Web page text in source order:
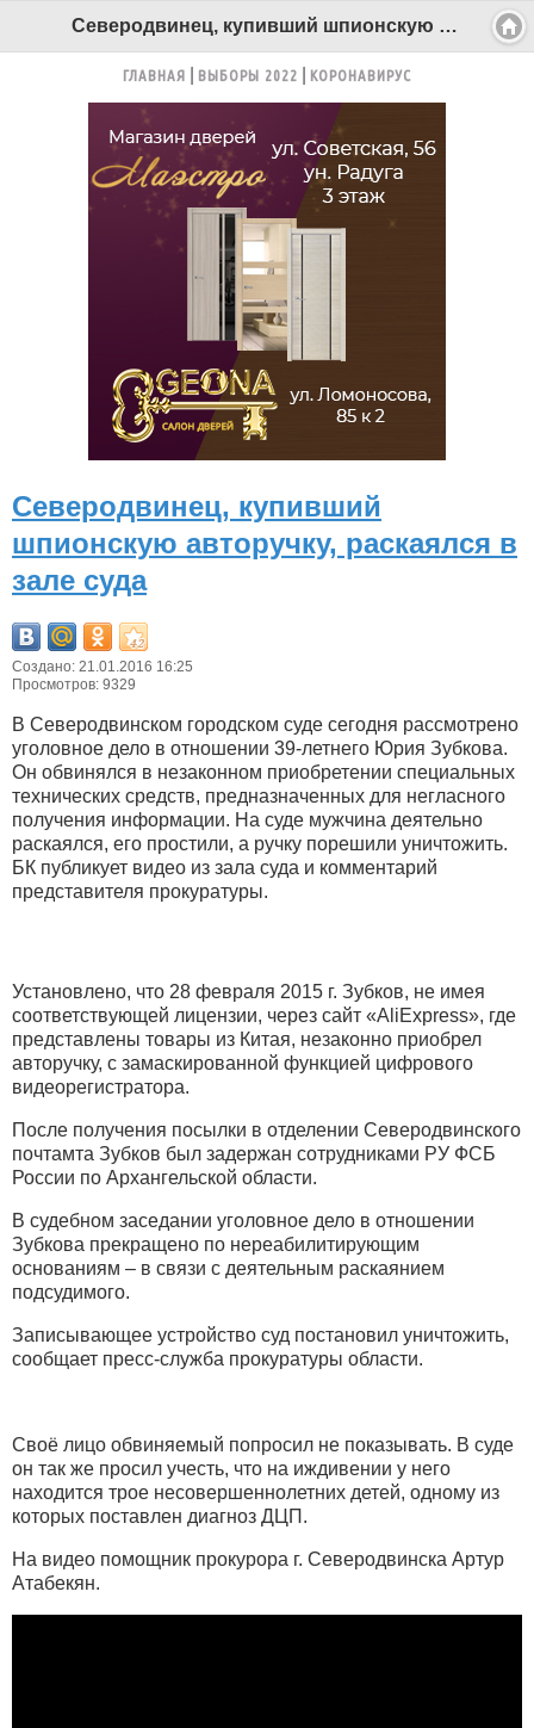
Северодвинец, купивший шпионскую авторучку, раскаялся в зале суда - Беломорканал Северодвинск tv29.ru
ГЛАВНАЯ ВЫБОРЫ 2022 КОРОНАВИРУС
Северодвинец, купивший
шпионскую авторучку, раскаялся в
зале суда
Создано: 21.01.2016 16:25
Просмотров: 9329
В Северодвинском городском суде сегодня рассмотрено
уголовное дело в отношении 39-летнего Юрия Зубкова.
Он обвинялся в незаконном приобретении специальных
технических средств, предназначенных для негласного
получения информации. На суде мужчина деятельно
раскаялся, его простили, а ручку порешили уничтожить.
БК публикует видео из зала суда и комментарий
представителя прокуратуры.
Установлено, что 28 февраля 2015 г. Зубков, не имея
соответствующей лицензии, через сайт «АliExpress», где
представлены товары из Китая, незаконно приобрел
авторучку, с замаскированной функцией цифрового
видеорегистратора.
После получения посылки в отделении Северодвинского
почтамта Зубков был задержан сотрудниками РУ ФСБ
России по Архангельской области.
В судебном заседании уголовное дело в отношении
Зубкова прекращено по нереабилитирующим
основаниям – в связи с деятельным раскаянием
подсудимого.
Записывающее устройство суд постановил уничтожить,
сообщает пресс-служба прокуратуры области.
Своё лицо обвиняемый попросил не показывать. В суде
он так же просил учесть, что на иждивении у него
находится трое несовершеннолетних детей, одному из
которых поставлен диагноз ДЦП.
На видео помощник прокурора г. Северодвинска Артур
Атабекян.